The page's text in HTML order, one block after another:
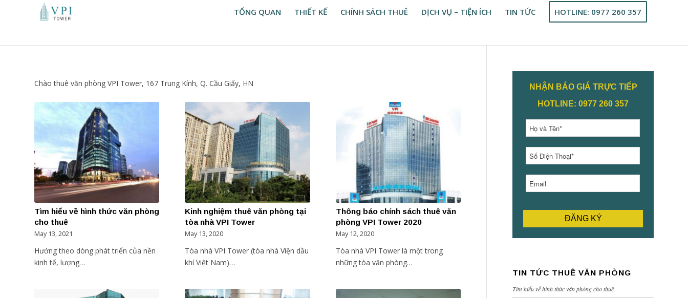
TỔNG QUAN THIẾT KẾ CHÍNH SÁCH THUÊ DỊCH VỤ – TIỆN ÍCH TIN TỨC HOTLINE: 0977 260 357
Chào thuê văn phòng VPI Tower, 167 Trung Kính, Q. Cầu Giấy, HN
Tìm hiểu về hình thức văn phòng
cho thuê
May 13, 2021
Hướng theo dòng phát triển của nền
kinh tế, lượng…
Kinh nghiệm thuê văn phòng tại
tòa nhà VPI Tower
May 13, 2020
Tòa nhà VPI Tower (tòa nhà Viện dầu
khí Việt Nam)…
Thông báo chính sách thuê văn
phòng VPI Tower 2020
May 12, 2020
Tòa nhà VPI Tower là một trong
những tòa văn phòng…
NHẬN BÁO GIÁ TRỰC TIẾP
HOTLINE: 0977 260 357
TIN TỨC THUÊ VĂN PHÒNG
Tìm hiểu về hình thức văn phòng cho thuê